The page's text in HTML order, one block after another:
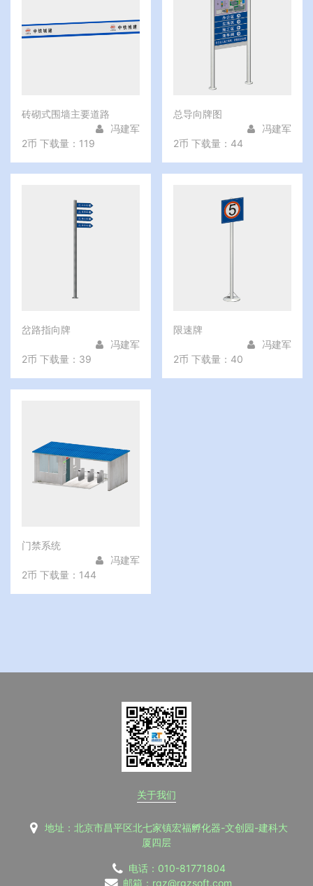
砖砌式围墙主要道路
冯建军
2币 下载量：119
总导向牌图
冯建军
2币 下载量：44
岔路指向牌
冯建军
2币 下载量：39
限速牌
冯建军
2币 下载量：40
门禁系统
冯建军
2币 下载量：144
关于我们
地址：北京市昌平区北七家镇宏福孵化器-文创园-建科大
厦四层
电话：010-81771804
邮箱：rgz@rgzsoft.com